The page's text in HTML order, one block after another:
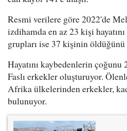
Resmi verilere göre 2022'de
izdihamda en az 23 kişi
grupları ise 37 kişinin
Hayatını kaybedenlerin çoğunu
Faslı erkekler oluşturuyor.
Afrika ülkelerinden erkekler,
bulunuyor.